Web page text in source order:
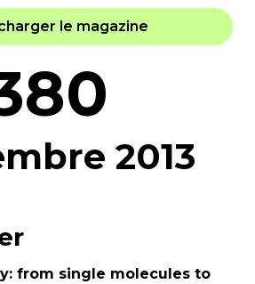
le magazine
2013
from single molecules to